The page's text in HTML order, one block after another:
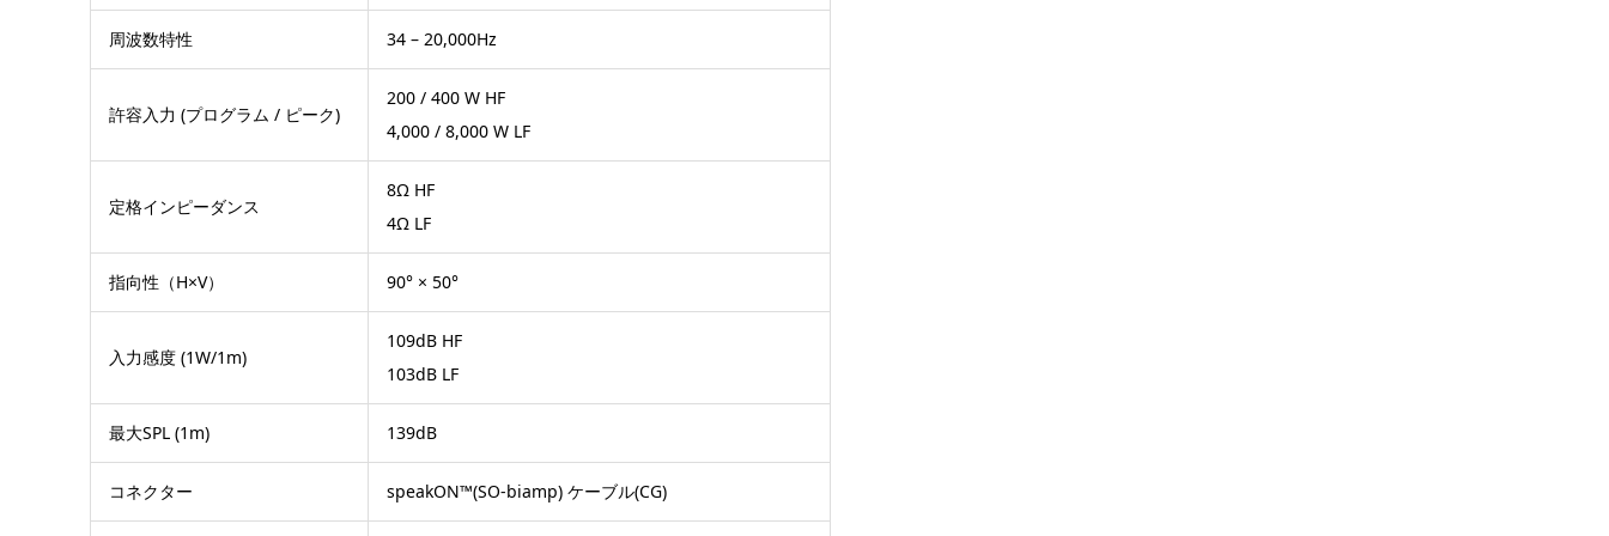
周波数特性 34 – 20,000Hz
許容入力 (プログラム / ピーク)
200 / 400 W HF
4,000 / 8,000 W LF
定格インピーダンス
8Ω HF
4Ω LF
指向性（H×V） 90° × 50°
入力感度 (1W/1m)
109dB HF
103dB LF
最大SPL (1m) 139dB
コネクター speakON™(SO-biamp) ケーブル(CG)